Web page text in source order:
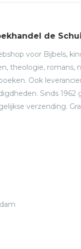
de
voor Bijbels,
theologie, romans,
Ook
Sinds 1962
verzending.